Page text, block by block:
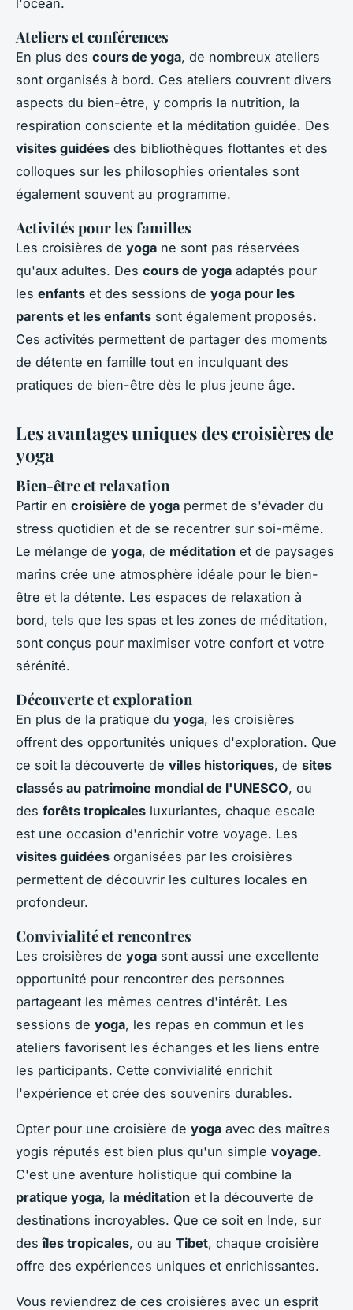
Ateliers et conférences
En plus des cours de yoga, de nombreux ateliers
sont organisés à bord. Ces ateliers couvrent divers
aspects du bien-être, y compris la nutrition, la
respiration consciente et la méditation guidée. Des
visites guidées des bibliothèques flottantes et des
colloques sur les philosophies orientales sont
également souvent au programme.
Activités pour les familles
Les croisières de yoga ne sont pas réservées
qu'aux adultes. Des cours de yoga adaptés pour
les enfants et des sessions de yoga pour les
parents et les enfants sont également proposés.
Ces activités permettent de partager des moments
de détente en famille tout en inculquant des
pratiques de bien-être dès le plus jeune âge.
Les avantages uniques des croisières de
yoga
Bien-être et relaxation
Partir en croisière de yoga permet de s'évader du
stress quotidien et de se recentrer sur soi-même.
Le mélange de yoga, de méditation et de paysages
marins crée une atmosphère idéale pour le bien-
être et la détente. Les espaces de relaxation à
bord, tels que les spas et les zones de méditation,
sont conçus pour maximiser votre confort et votre
sérénité.
Découverte et exploration
En plus de la pratique du yoga, les croisières
offrent des opportunités uniques d'exploration. Que
ce soit la découverte de villes historiques, de sites
classés au patrimoine mondial de l'UNESCO, ou
des forêts tropicales luxuriantes, chaque escale
est une occasion d'enrichir votre voyage. Les
visites guidées organisées par les croisières
permettent de découvrir les cultures locales en
profondeur.
Convivialité et rencontres
Les croisières de yoga sont aussi une excellente
opportunité pour rencontrer des personnes
partageant les mêmes centres d'intérêt. Les
sessions de yoga, les repas en commun et les
ateliers favorisent les échanges et les liens entre
les participants. Cette convivialité enrichit
l'expérience et crée des souvenirs durables.
Opter pour une croisière de yoga avec des maîtres
yogis réputés est bien plus qu'un simple voyage.
C'est une aventure holistique qui combine la
pratique yoga, la méditation et la découverte de
destinations incroyables. Que ce soit en Inde, sur
desîles tropicales, ou au Tibet, chaque croisière
offre des expériences uniques et enrichissantes.
Vous reviendrez de ces croisières avec un esprit